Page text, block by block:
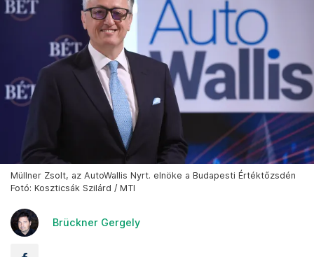
Müllner Zsolt, az AutoWallis Nyrt. elnöke a Budapesti Értéktőzsdén
Fotó: Koszticsák Szilárd / MTI
Brückner Gergely